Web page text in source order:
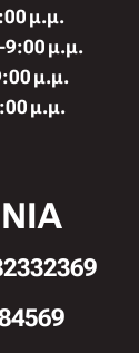
μ.μ.
μ.μ.
μ.μ.
μ.μ.